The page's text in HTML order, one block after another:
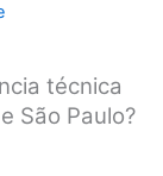
técnica
São Paulo?